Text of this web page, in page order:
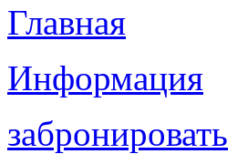
Главная
Информация
забронировать